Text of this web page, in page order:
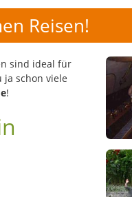
Reisen!
sind ideal für
ja schon viele
!